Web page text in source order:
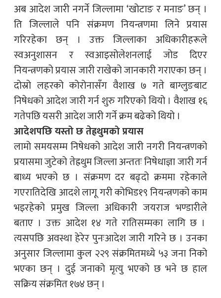
अब आदेश जारी नगर्ने जिल्लामा ‘खोटाङ र मनाङ’ छन् ।
ति जिल्लाले पनि संक्रमण नियन्त्रणमा लिने प्रयास
गरिरहेका छन् । उक्त जिल्लाका अधिकारीहरूले
स्वअनुशासन र स्वआइसोलेशनलाई जोड दिएर
नियन्त्रणको प्रयास जारी राखेको जानकारी गराएका छन् ।
दोस्रो लहरको कोरोनासँग वैशाख ७ गते बाग्लुङबाट
निषेधको आदेश जारी गर्न शुरु गरिएको थियो । वैशाख १६
गतेपछि यसरी आदेश जारी गर्ने क्रम बढेको थियो ।
आदेशपछि यस्तो छ तेह्रथुमको प्रयास
लामो समयसम्म निषेधको आदेश जारी नगरी नियन्त्रणको
प्रयासमा जुटेको तेह्रथुम जिल्ला अन्ततः निषेधाज्ञा जारी गर्न
बाध्य भएको छ । संक्रमण दर बढ्दो क्रममा रहेकाले
गएरातिदेखि आदशे लागू गरी कोभिड­१९ नियन्त्रणको काम
भइरहेको प्रमुख जिल्ला अधिकारी जयराज भण्डारीले
बताए । उक्त आदेश १४ गते रातिसम्मका लागि छ ।
त्यसपछि अवस्था हेरेर पुनःआदेश जारी गरिने छ । उनका
अनुसार जिल्लामा कुल २२९ संक्रमितमध्ये ५३ जना निको
भएका छन् । दुई जनाको मृत्यु भएको छ भने छ हाल
सक्रिय संक्रमित १७४ छन् ।